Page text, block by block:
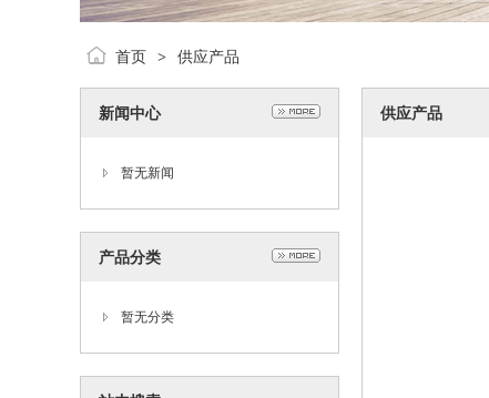
首页 > 供应产品
新闻中心
暂无新闻
产品分类
暂无分类
供应产品